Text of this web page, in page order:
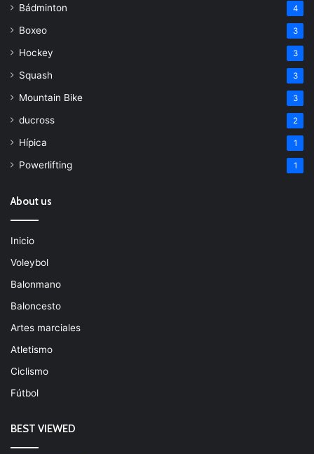
Bádminton 4
Boxeo 3
Hockey 3
Squash 3
Mountain Bike 3
ducross 2
Hípica 1
Powerlifting 1
About us
Inicio
Voleybol
Balonmano
Baloncesto
Artes marciales
Atletismo
Ciclismo
Fútbol
BEST VIEWED